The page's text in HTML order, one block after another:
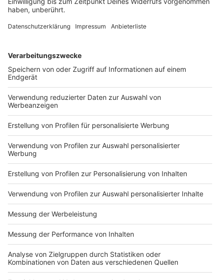
haben diese Attacken im Netz deutlich zugenommen.
Allein seit April 2022 hat es laut "Handelsblatt"
deutsche. Auch deutsche Firmen werden zunehmend
attackiert. Fast immer stecken russische oder
chinesische Gruppierungen dahinter. Und die
Sicherheitsbehörden haben zunehmend
Schwierigkeiten, zu unterscheiden, ob kriminelle
stecken. Zusätzlich zu den Cyber-Attacken auf Firmen
und Infrastruktur kommen noch gezielte
Desinformationen durch russische Fake-News-Seiten,
Trolle behaupten sich in den sozialen Netzwerken
immer mehr.
Autor: Thorsten Ortmann
Anzeige